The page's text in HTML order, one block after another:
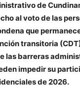
de
al voto de las
que
transitoria
las barreras
impedir su
de 2026.